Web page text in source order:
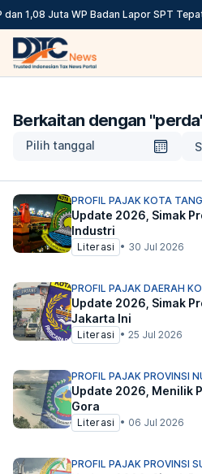
1,08 Juta WP Badan Lapor SPT Tepat
Berkaitan dengan "perda
Pilih tanggal
PROFIL PAJAK KOTA
Update 2026, Simak
Industri
Literasi • 30 Jul 2026
PROFIL PAJAK DAERAH
Update 2026, Simak
Jakarta Ini
Literasi • 25 Jul 2026
PROFIL PAJAK PROVINSI
Update 2026, Menilik
Gora
Literasi • 06 Jul 2026
PROFIL PAJAK PROVINSI